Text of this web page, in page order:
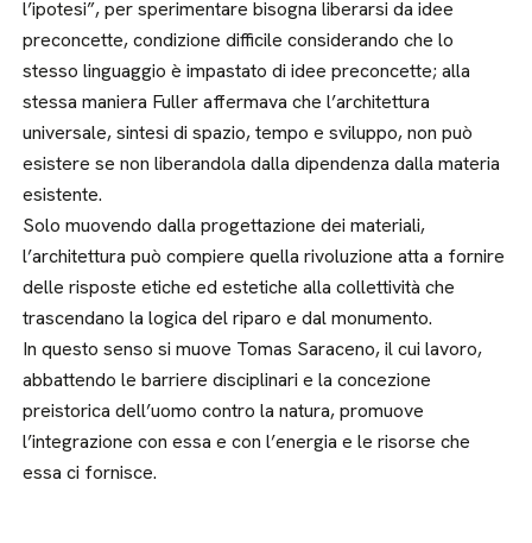
l’ipotesi”, per sperimentare bisogna liberarsi da idee
preconcette, condizione difficile considerando che lo
stesso linguaggio è impastato di idee preconcette; alla
stessa maniera Fuller affermava che l’architettura
universale, sintesi di spazio, tempo e sviluppo, non può
esistere se non liberandola dalla dipendenza dalla materia
esistente.
Solo muovendo dalla progettazione dei materiali,
l’architettura può compiere quella rivoluzione atta a fornire
delle risposte etiche ed estetiche alla collettività che
trascendano la logica del riparo e dal monumento.
In questo senso si muove Tomas Saraceno, il cui lavoro,
abbattendo le barriere disciplinari e la concezione
preistorica dell’uomo contro la natura, promuove
l’integrazione con essa e con l’energia e le risorse che
essa ci fornisce.